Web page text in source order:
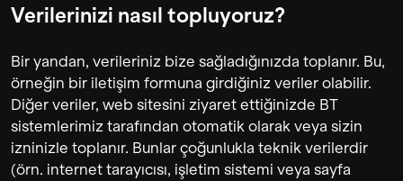
Verilerinizi nasıl topluyoruz?
Bir yandan, verileriniz bize sağladığınızda toplanır. Bu,
örneğin bir iletişim formuna girdiğiniz veriler olabilir.
Diğer veriler, web sitesini ziyaret ettiğinizde BT
sistemlerimiz tarafından otomatik olarak veya sizin
izninizle toplanır. Bunlar çoğunlukla teknik verilerdir
(örn. internet tarayıcısı, işletim sistemi veya sayfa